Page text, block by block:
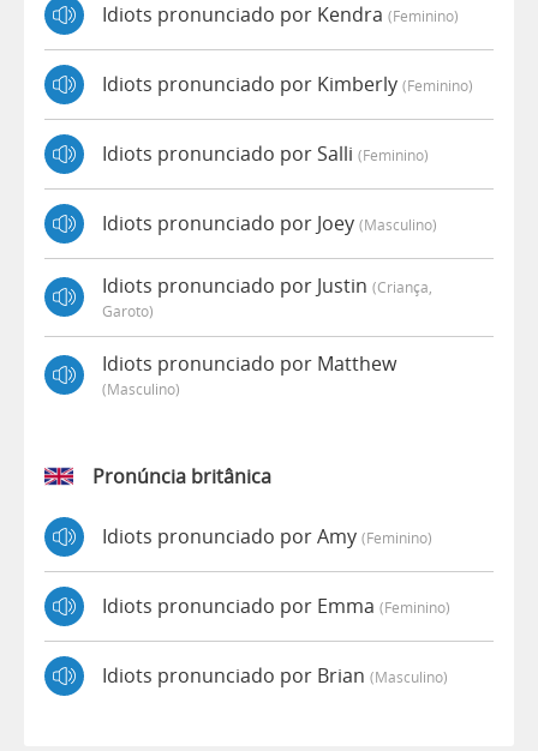
Idiots pronunciado por Kendra (feminino)
Idiots pronunciado por Kimberly (feminino)
Idiots pronunciado por Salli (feminino)
Idiots pronunciado por Joey (masculino)
Idiots pronunciado por Justin (criança,
Garoto)
Idiots pronunciado por Matthew
(masculino)
Pronúncia britânica
Idiots pronunciado por Amy (feminino)
Idiots pronunciado por Emma (feminino)
Idiots pronunciado por Brian (masculino)